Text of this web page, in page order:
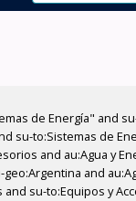
de Energía" and
su-to:Sistemas de
and au:Agua y
and
su-to:Equipos y